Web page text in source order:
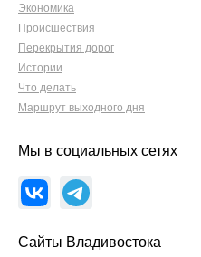
Экономика
Происшествия
Перекрытия дорог
Истории
Что делать
Маршрут выходного дня
Мы в социальных сетях
Сайты Владивостока